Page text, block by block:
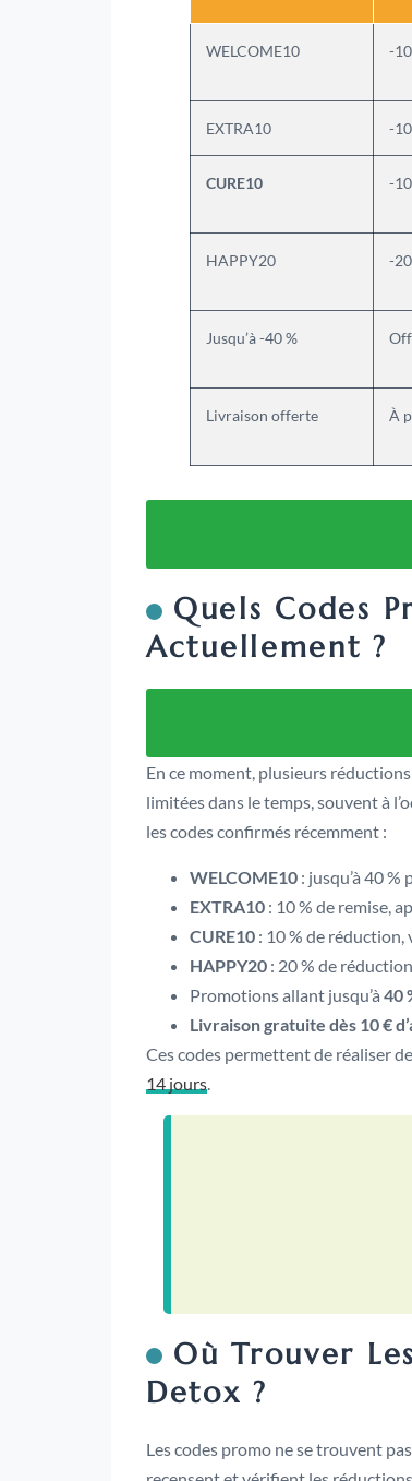
WELCOME10 -
EXTRA10 -
CURE10 -
HAPPY20 -
Jusqu’à -40 %
Livraison offerte À
Quels Codes
Actuellement ?
En ce moment, plusieurs
limitées dans le temps, souvent à
les codes confirmés récemment :
WELCOME10 : jusqu’à 40
EXTRA10 : 10 % de remise,
CURE10 : 10 % de réduction,
HAPPY20 : 20 % de
Promotions allant jusqu’à 40
Livraison gratuite dès 10 €
Ces codes permettent de réaliser
14 jours
Où Trouver
Detox ?
Les codes promo ne se trouvent